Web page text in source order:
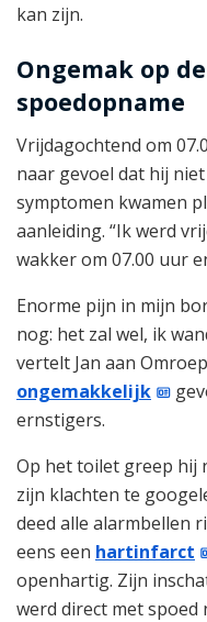
kan zijn.
Ongemak op
spoedopname
Vrijdagochtend om
naar gevoel dat hij
symptomen kwamen
aanleiding. “Ik werd
wakker om 07.00 uur
Enorme pijn in mijn
nog: het zal wel, ik
vertelt Jan aan
ongemakkelijk
ernstigers.
Op het toilet greep hij
zijn klachten te
deed alle alarmbellen
eens een hartinfarct
openhartig. Zijn
werd direct met